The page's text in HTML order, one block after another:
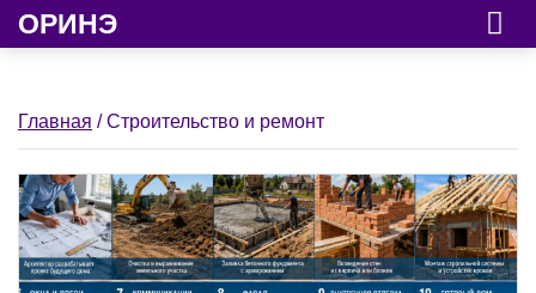
ОРИНЭ
Главная / Строительство и ремонт